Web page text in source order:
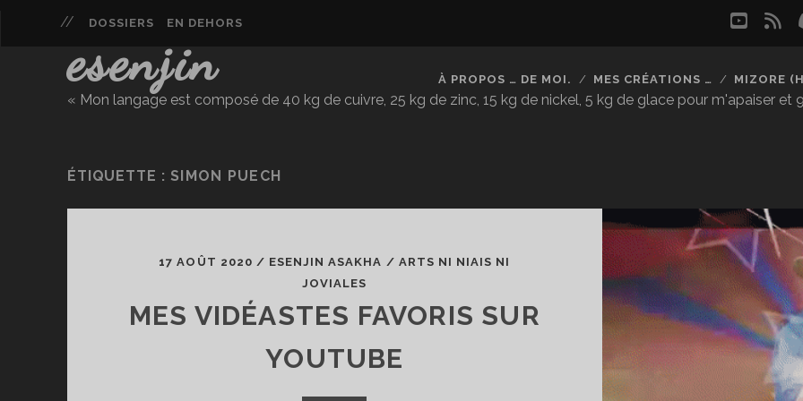
DOSSIERS EN DEHORS
esenjin
« Mon langage est composé de 40 kg de cuivre, 25 kg de zinc, 15 kg de nickel, 5 kg de glace pour m'apaiser et
À PROPOS … DE MOI. MES CRÉATIONS … MIZORE
ÉTIQUETTE :SIMON PUECH
17 AOÛT 2020 / ESENJIN ASAKHA / ARTS NI NIAIS NI
JOVIALES
MES VIDÉASTES FAVORIS SUR
YOUTUBE